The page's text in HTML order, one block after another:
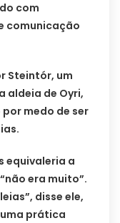
com
comunicação
Steintór, um
aldeia de Oyri,
medo de ser
equivaleria a
era muito”.
disse ele,
prática